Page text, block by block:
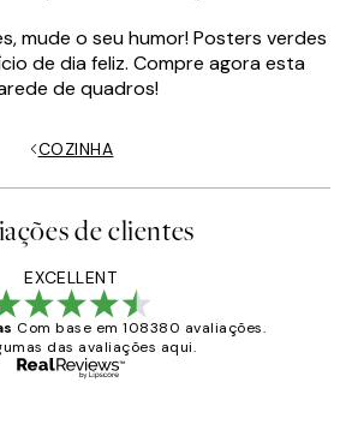
mude o seu humor! Posters verdes
de dia feliz. Compre agora esta
de quadros!
COZINHA
de clientes
EXCELLENT
Com base em 108380 avaliações.
das avaliações aqui.